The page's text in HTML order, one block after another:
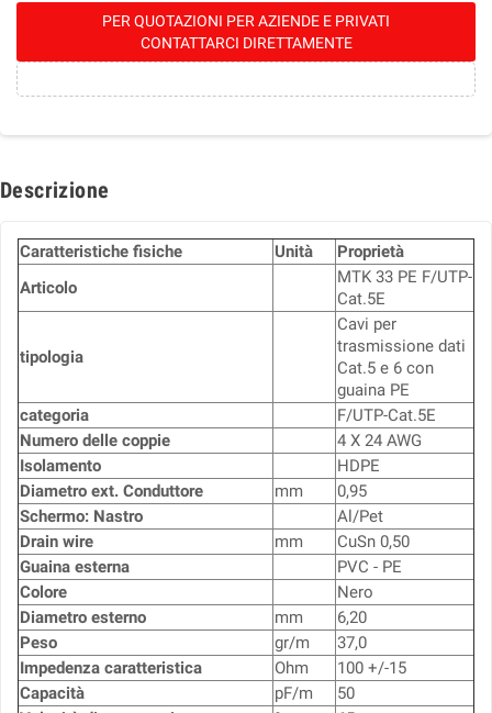
PER QUOTAZIONI PER AZIENDE E PRIVATI
CONTATTARCI DIRETTAMENTE
Descrizione
Caratteristiche fisiche Unità
Proprietà
Articolo
MTK 33 PE F/UTP-
Cat.5E
tipologia
Cavi per
trasmissione dati
Cat.5 e 6 con
guaina PE
categoria
F/UTP-Cat.5E
Numero delle coppie
4 X 24 AWG
Isolamento
HDPE
Diametro ext. Conduttore
mm
0,95
Schermo: Nastro
Al/Pet
Drain wire
mm
CuSn 0,50
Guaina esterna
PVC - PE
Colore
Nero
Diametro esterno
mm
6,20
Peso
gr/m
37,0
Impedenza caratteristica
Ohm
100 +/-15
Capacità
pF/m
50